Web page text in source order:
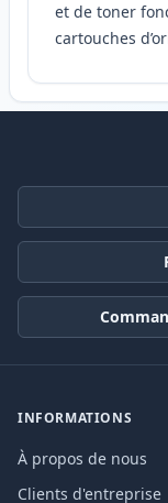
et de toner
cartouches
INFORMATIONS
À propos de nous
Clients d'entreprise